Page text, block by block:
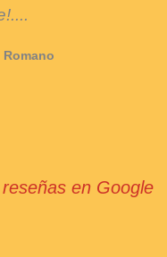
Romano
en Google